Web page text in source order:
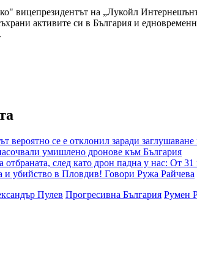
вицепрезидентът на „Лукойл
активите си в България и
вероятно се е отклонил заради заглушаване
умишлено дронове към България
след като дрон падна у нас: От
и убийство в Пловдив! Говори Ружа Райчева
Пулев Прогресивна България Румен